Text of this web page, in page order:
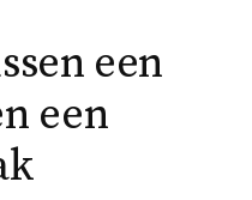
een
een